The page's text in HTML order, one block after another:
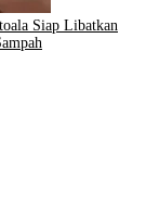
Siap Libatkan